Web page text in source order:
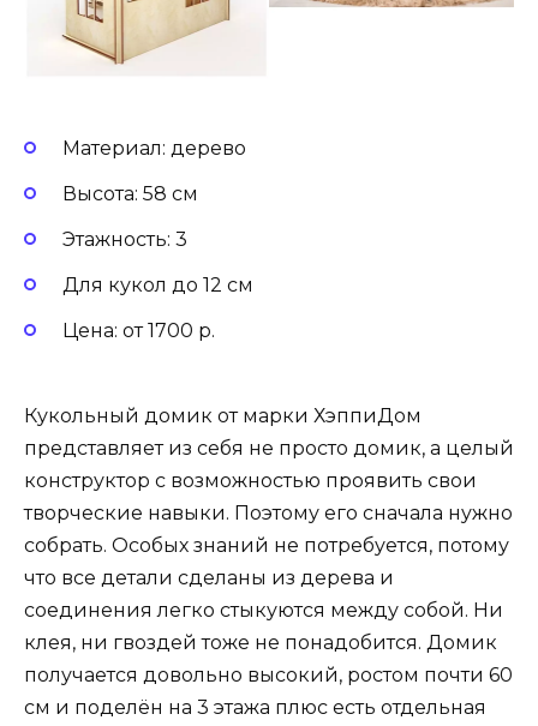
Материал: дерево
Высота: 58 см
Этажность: 3
Для кукол до 12 см
Цена: от 1700 р.
Кукольный домик от марки ХэппиДом
представляет из себя не просто домик, а целый
конструктор с возможностью проявить свои
творческие навыки. Поэтому его сначала нужно
собрать. Особых знаний не потребуется, потому
что все детали сделаны из дерева и
соединения легко стыкуются между собой. Ни
клея, ни гвоздей тоже не понадобится. Домик
получается довольно высокий, ростом почти 60
см и поделён на 3 этажа плюс есть отдельная